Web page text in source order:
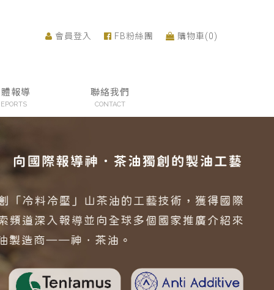
會員登入 FB粉絲團 購物車(0)
報導 聯絡我們
CONTACT